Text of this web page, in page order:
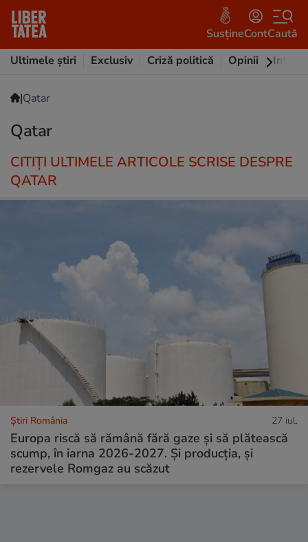
SusțineContCaută
Ultimele știri
Exclusiv Criză politică Opinii
|Qatar
Qatar
CITIȚI ULTIMELE ARTICOLE SCRISE DESPRE
QATAR
Știri România 27 iul.
Europa riscă să rămână fără gaze și să plătească
scump, în iarna 2026-2027. Și producția, și
rezervele Romgaz au scăzut